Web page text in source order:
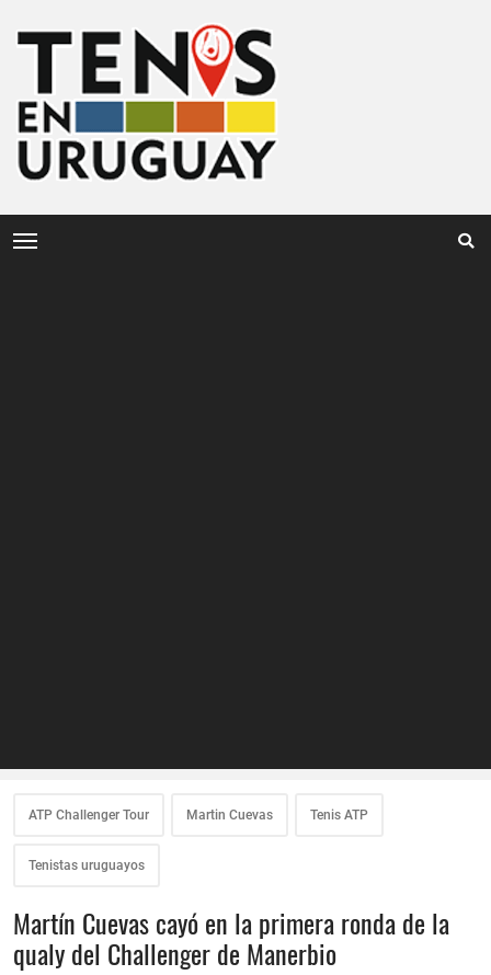
ATP Challenger Tour Martin Cuevas Tenis ATP
Tenistas uruguayos
Martín Cuevas cayó en la primera ronda de la
qualy del Challenger de Manerbio